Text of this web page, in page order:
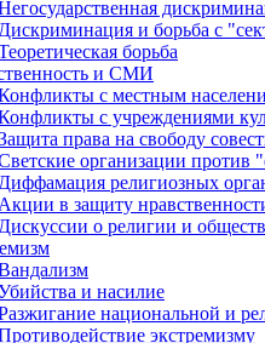
Дискриминация и борьба с
борьба
и СМИ
с местным
с учреждениями
права на свободу
организации против
Диффамация религиозных
Акции в защиту
Дискуссии о религии и
и насилие
национальной и
экстремизму